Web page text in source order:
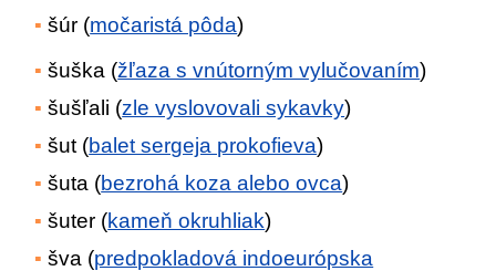
šúr (močaristá pôda)
šuška (žľaza s vnútorným vylučovaním)
šušľali (zle vyslovovali sykavky)
šut (balet sergeja prokofieva)
šuta (bezrohá koza alebo ovca)
šuter (kameň okruhliak)
šva (predpokladová indoeurópska